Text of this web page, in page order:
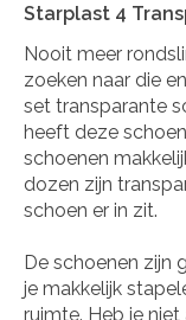
Starplast 4
Nooit meer
zoeken naar die
set transparante
heeft deze
schoenen
dozen zijn
schoen er in zit.
De schoenen zijn
je makkelijk
ruimte. Heb je